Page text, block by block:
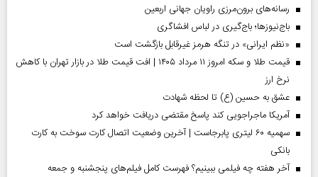
رسانه‌های برون‌مرزی راویان جهانی اربعین
باج‌نیوزها؛ باج‌گیری در لباس افشاگری
«نظم ایرانی» در تنگه هرمز غیرقابل بازگشت است
قیمت طلا و سکه امروز ۱۱ مرداد ۱۴۰۵ | افت قیمت طلا در بازار تهران با کاهش
نرخ ارز
عشق به حسین (ع) تا لحظه شهادت
آمریکا ماجراجویی کند پاسخ مقتضی دریافت خواهد کرد
سهمیه ۶۰ لیتری پابرجاست | آخرین وضعیت اتصال کارت سوخت به کارت
بانکی
آخر هفته چه فیلمی ببینیم؟ فهرست کامل فیلم‌های پنجشنبه و جمعه